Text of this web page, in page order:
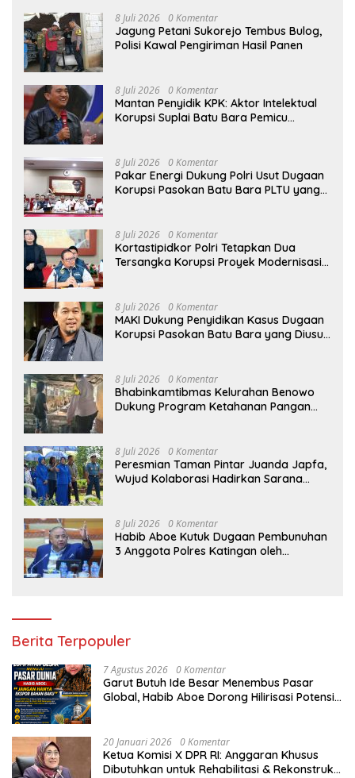
8 Juli 2026 0 Komentar
Jagung Petani Sukorejo Tembus Bulog,
Polisi Kawal Pengiriman Hasil Panen
8 Juli 2026 0 Komentar
Mantan Penyidik KPK: Aktor Intelektual
Korupsi Suplai Batu Bara Pemicu
8 Juli 2026 0 Komentar
Pakar Energi Dukung Polri Usut Dugaan
Korupsi Pasokan Batu Bara PLTU yang
8 Juli 2026 0 Komentar
Kortastipidkor Polri Tetapkan Dua
Tersangka Korupsi Proyek Modernisasi
8 Juli 2026 0 Komentar
MAKI Dukung Penyidikan Kasus Dugaan
Korupsi Pasokan Batu Bara yang Diusut
8 Juli 2026 0 Komentar
Bhabinkamtibmas Kelurahan Benowo
Dukung Program Ketahanan Pangan
8 Juli 2026 0 Komentar
Peresmian Taman Pintar Juanda Japfa,
Wujud Kolaborasi Hadirkan Sarana
8 Juli 2026 0 Komentar
Habib Aboe Kutuk Dugaan Pembunuhan
3 Anggota Polres Katingan oleh
Berita Terpopuler
7 Agustus 2026 0 Komentar
Garut Butuh Ide Besar Menembus Pasar
Global, Habib Aboe Dorong Hilirisasi Potensi
20 Januari 2026 0 Komentar
Ketua Komisi X DPR RI: Anggaran Khusus
Dibutuhkan untuk Rehabilitasi & Rekonstruksi